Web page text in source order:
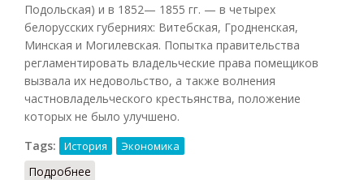
Подольская) и в 1852— 1855 гг. — в четырех
белорусских губерниях: Витебская, Гродненская,
Минская и Могилевская. Попытка правительства
регламентировать владельческие права помещиков
вызвала их недовольство, а также волнения
частновладельческого крестьянства, положение
которых не было улучшено.
Tags:
История Экономика
Подробнее